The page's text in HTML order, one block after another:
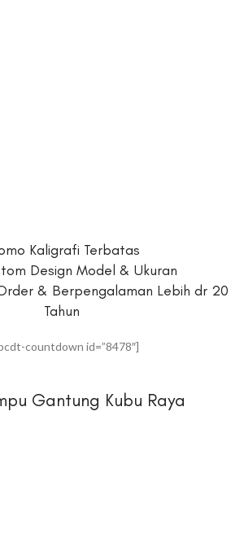
Kaligrafi Terbatas
Design Model & Ukuran
& Berpengalaman Lebih dr 20
Tahun
countdown id=”8478″]
Gantung Kubu Raya